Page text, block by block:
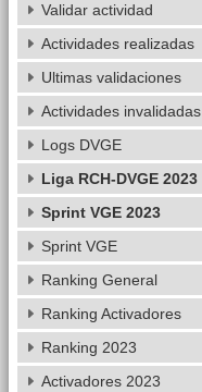
Validar actividad
Actividades realizadas
Ultimas validaciones
Actividades invalidadas
Logs DVGE
Liga RCH-DVGE 2023
Sprint VGE 2023
Sprint VGE
Ranking General
Ranking Activadores
Ranking 2023
Activadores 2023